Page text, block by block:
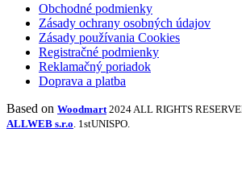
Obchodné podmienky
Zásady ochrany osobných údajov
Zásady používania Cookies
Registračné podmienky
Reklamačný poriadok
Doprava a platba
Based on Woodmart 2024 ALL RIGHTS
ALLWEB s.r.o. 1stUNISPO.